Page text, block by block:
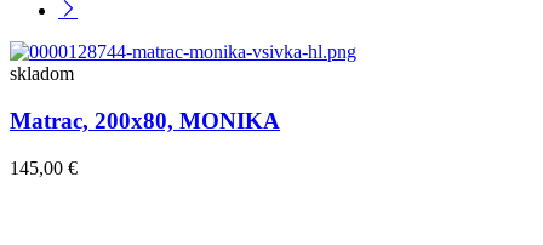
skladom
Matrac, 200x80, MONIKA
145,00 €